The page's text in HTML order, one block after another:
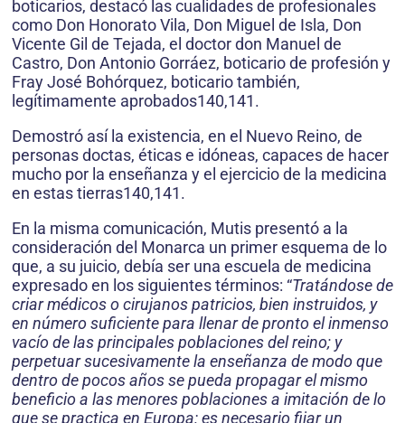
boticarios, destacó las cualidades de profesionales
como Don Honorato Vila, Don Miguel de Isla, Don
Vicente Gil de Tejada, el doctor don Manuel de
Castro, Don Antonio Gorráez, boticario de profesión y
Fray José Bohórquez, boticario también,
legítimamente aprobados140,141.
Demostró así la existencia, en el Nuevo Reino, de
personas doctas, éticas e idóneas, capaces de hacer
mucho por la enseñanza y el ejercicio de la medicina
en estas tierras140,141.
En la misma comunicación, Mutis presentó a la
consideración del Monarca un primer esquema de lo
que, a su juicio, debía ser una escuela de medicina
expresado en los siguientes términos: “Tratándose de
criar médicos o cirujanos patricios, bien instruidos, y
en número suficiente para llenar de pronto el inmenso
vacío de las principales poblaciones del reino; y
perpetuar sucesivamente la enseñanza de modo que
dentro de pocos años se pueda propagar el mismo
beneficio a las menores poblaciones a imitación de lo
que se practica en Europa: es necesario fijar un